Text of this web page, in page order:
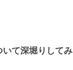
て深堀りして